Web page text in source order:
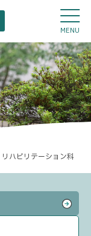
MENU
リハビリテーション科